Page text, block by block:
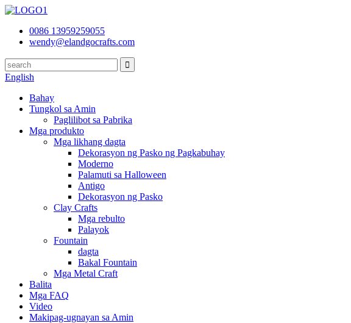
0086 13959259055
wendy@elandgocrafts.com
English
Bahay
Tungkol sa Amin
Paglilibot sa Pabrika
Mga produkto
Mga likhang dagta
Dekorasyon ng Pasko ng Pagkabuhay
Moderno
Palamuti sa Halloween
Antigo
Dekorasyon ng Pasko
Clay Crafts
Mga rebulto
Palayok
Fountain
dagta
Bakal Fountain
Mga Metal Craft
Balita
Mga FAQ
Video
Makipag-ugnayan sa Amin